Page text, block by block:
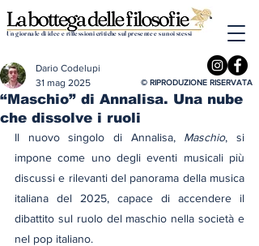
Un giornale di idee e riflessioni critiche sul presente e su noi stessi
“Maschio” di Annalisa. Una nube
che dissolve i ruoli
Dario Codelupi
31 mag 2025
Il nuovo singolo di Annalisa, Maschio, si
impone come uno degli eventi musicali più
discussi e rilevanti del panorama della musica
italiana del 2025, capace di accendere il
dibattito sul ruolo del maschio nella società e
nel pop italiano.
© RIPRODUZIONE RISERVATA